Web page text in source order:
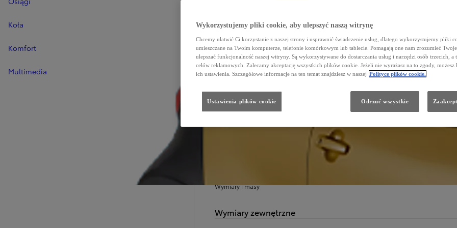
Koła
Komfort
Multimedia
SZCZEGÓŁOWE DANE
Wymiary i masy
Wymiary zewnętrzne
Wykorzystujemy pliki cookie, aby ulepszyć naszą witrynę
Chcemy ułatwić Ci korzystanie z naszej strony i usprawnić świadczenie usług, dlatego wykorzystujemy pliki
umieszczane na Twoim komputerze, telefonie komórkowym lub tablecie. Pomagają one nam zrozumieć
ulepszać funkcjonalność naszej witryny. Są wykorzystywane do dostarczania usług i narzędzi osób trzecich, a
celów reklamowych. Zalecamy akceptację wszystkich plików cookie. Jeżeli nie wyrażasz na to zgody, możesz
ich ustawienia. Szczegółowe informacje na ten temat znajdziesz w naszej Polityce plików cookie.
Ustawienia plików cookie Odrzuć wszystkie